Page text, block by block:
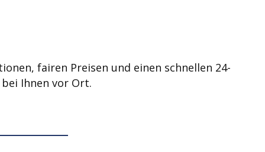
fairen Preisen und einen schnellen 24-
Ihnen vor Ort.